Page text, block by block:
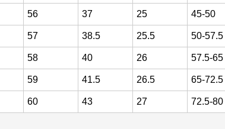
56 37 25 45-50
57 38.5 25.5 50-57.5
58 40 26 57.5-65
59 41.5 26.5 65-72.5
60 43 27 72.5-80